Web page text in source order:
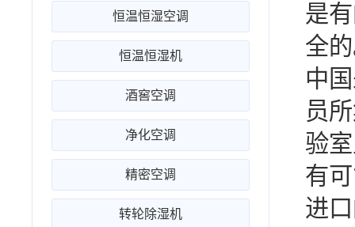
是
全
中
员
验
有
进
恒温恒湿空调
恒温恒湿机
酒窖空调
净化空调
精密空调
转轮除湿机